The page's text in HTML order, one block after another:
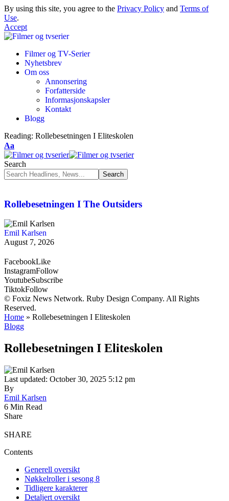
By using this site, you agree to the Privacy Policy and Terms of
Use.
Accept
Filmer og TV-Serier
Nyhetsbrev
Om oss
Annonsering
Forfatterside
Informasjonskapsler
Kontakt
Blogg
Reading: Rollebesetningen I Eliteskolen
Aa
Search
Rollebesetningen I The Outsiders
Emil Karlsen
August 7, 2026
FacebookLike
InstagramFollow
YoutubeSubscribe
TiktokFollow
© Foxiz News Network. Ruby Design Company. All Rights
Reserved.
Home » Rollebesetningen I Eliteskolen
Blogg
Rollebesetningen I Eliteskolen
Last updated: October 30, 2025 5:12 pm
By
Emil Karlsen
6 Min Read
Share
SHARE
Contents
Generell oversikt
Nøkkelroller i sesong 8
Tidligere karakterer
Detaljert oversikt